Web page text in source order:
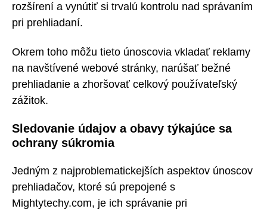
rozšírení a vynútiť si trvalú kontrolu nad správaním
pri prehliadaní.
Okrem toho môžu tieto únoscovia vkladať reklamy
na navštívené webové stránky, narúšať bežné
prehliadanie a zhoršovať celkový používateľský
zážitok.
Sledovanie údajov a obavy týkajúce sa
ochrany súkromia
Jedným z najproblematickejších aspektov únoscov
prehliadačov, ktoré sú prepojené s
Mightytechy.com, je ich správanie pri